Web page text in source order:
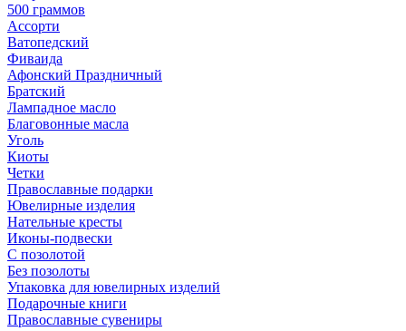
500 граммов
Ассорти
Ватопедский
Фиваида
Афонский Праздничный
Братский
Лампадное масло
Благовонные масла
Уголь
Киоты
Четки
Православные подарки
Ювелирные изделия
Нательные кресты
Иконы-подвески
С позолотой
Без позолоты
Упаковка для ювелирных изделий
Подарочные книги
Православные сувениры